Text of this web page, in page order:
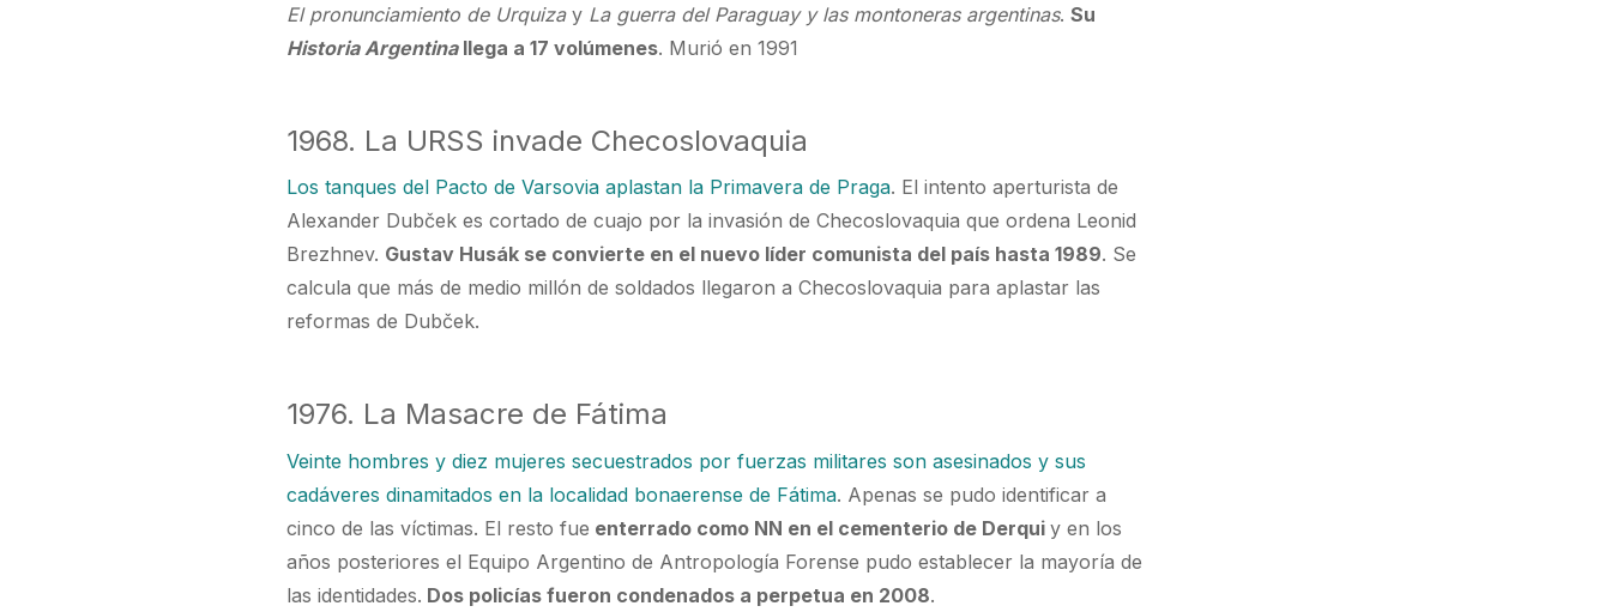
El pronunciamiento de Urquizay La guerra del Paraguay y las montoneras argentinas.Su
Historia Argentinallega a 17 volúmenes. Murió en 1991
1968. La URSS invade Checoslovaquia
Los tanques del Pacto de Varsovia aplastan la Primavera de Praga. El intento aperturista de
Alexander Dubček es cortado de cuajo por la invasión de Checoslovaquia que ordena Leonid
Brezhnev. Gustav Husák se convierte en el nuevo líder comunista del país hasta 1989. Se
calcula que más de medio millón de soldados llegaron a Checoslovaquia para aplastar las
reformas de Dubček.
1976. La Masacre de Fátima
Veinte hombres y diez mujeres secuestrados por fuerzas militares son asesinados y sus
cadáveres dinamitados en la localidad bonaerense de Fátima. Apenas se pudo identificar a
cinco de las víctimas. El resto fue enterrado como NN en el cementerio de Derquiy en los
años posteriores el Equipo Argentino de Antropología Forense pudo establecer la mayoría de
las identidades. Dos policías fueron condenados a perpetua en 2008.